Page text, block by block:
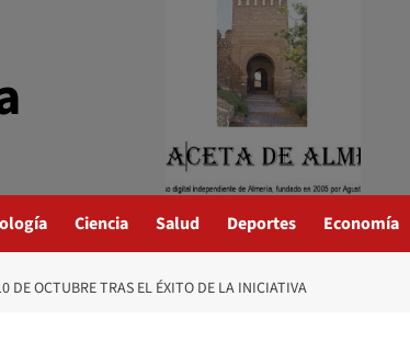
Ciencia Salud Deportes Economía
DE OCTUBRE TRAS EL ÉXITO DE LA INICIATIVA